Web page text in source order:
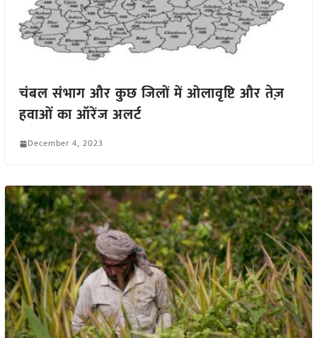
चंबल संभाग और कुछ जिलों में ओलावृष्टि और तेज़
हवाओं का ऑरेंज अलर्ट
December 4, 2023